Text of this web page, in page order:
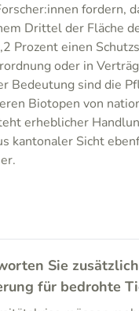
fordern,
Drittel der Fläche
Prozent einen
oder in
Bedeutung sind die
Biotopen von
erheblicher
kantonaler Sicht
Sie
für bedrohte